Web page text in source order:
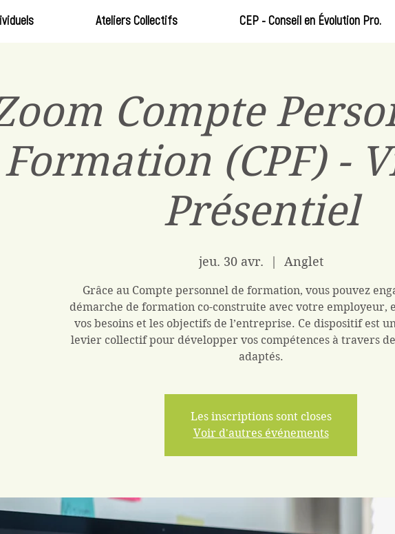
Ateliers Collectifs CEP - Conseil en Évolution Pro.
Compte
Formation (CPF) -
Présentiel
jeu. 30 avr. Anglet
Grâce au Compte personnel de formation, vous pouvez
démarche de formation co-construite avec votre employeur,
vos besoins et les objectifs de l’entreprise. Ce dispositif est
levier collectif pour développer vos compétences à travers
adaptés.
Les inscriptions sont closes
Voir d'autres événements